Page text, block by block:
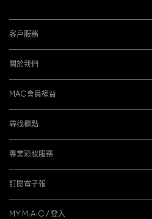
客戶服務
關於我們
MAC會員權益
尋找櫃點
專業彩妝服務
訂閱電子報
MY M·A·C / 登入